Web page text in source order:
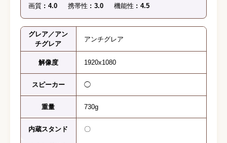
画質 4.0 携帯性 3.0 機能性 4.5
グレア／アン
チグレア
アンチグレア
解像度 1920x1080
スピーカー ◯
重量 730g
内蔵スタンド 〇